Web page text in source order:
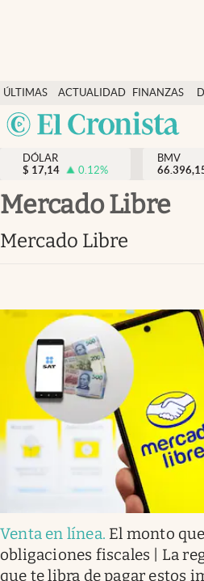
ÚLTIMAS
NOTICIAS
ACTUALIDAD
FINANZAS
Y
ECONOMÍA
Actualidad
Finanzas y economía
Dólar y mercados
Opinión
Brand Strategy
Vida y estilo
Espiritualidad
Mediakit
abre en nueva pestaña
DÓLAR
$ 17,14 0.12%
BMV
Mercado Libre
Mercado Libre
Venta en línea. El monto
obligaciones fiscales | La
que te libra de pagar estos